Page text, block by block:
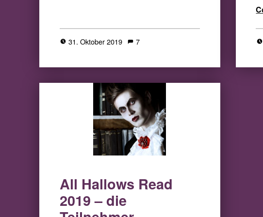
31. Oktober 2019 7
All Hallows Read
2019 – die